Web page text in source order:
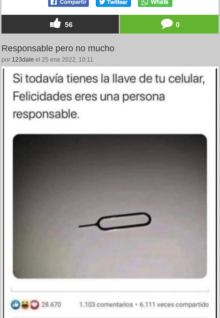
56 0
Responsable pero no mucho
por 123dale el 25 ene 2022, 10:11